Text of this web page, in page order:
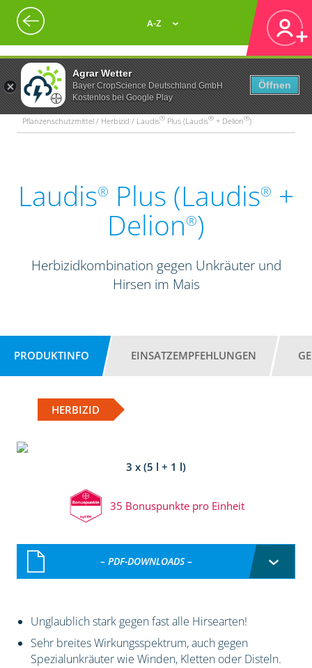
Agrar Wetter
Bayer CropScience Deutschland GmbH
Kostenlos bei Google Play
Öffnen
A-Z
Pflanzenschutzmittel / Herbizid / Laudis® Plus (Laudis® + Delion®)
Laudis® Plus (Laudis® +
Delion®)
Herbizidkombination gegen Unkräuter und
Hirsen im Mais
PRODUKTINFO EINSATZEMPFEHLUNGEN
HERBIZID
3 x (5 l + 1 l)
35 Bonuspunkte pro Einheit
– PDF-DOWNLOADS –
Unglaublich stark gegen fast alle Hirsearten!
Sehr breites Wirkungsspektrum, auch gegen
Spezialunkräuter wie Winden, Kletten oder Disteln.